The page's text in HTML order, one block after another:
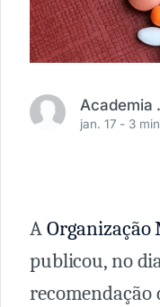
jan. 17 - 3
AOrganização
publicou, no
recomendação